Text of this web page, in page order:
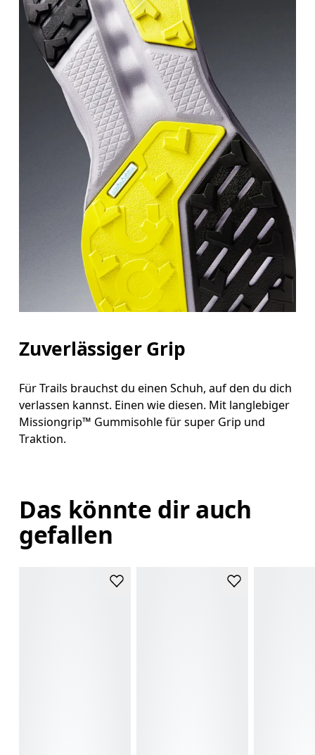
Zuverlässiger Grip
Für Trails brauchst du einen Schuh, auf den du dich
verlassen kannst. Einen wie diesen. Mit langlebiger
Missiongrip™ Gummisohle für super Grip und
Traktion.
Das könnte dir auch
gefallen